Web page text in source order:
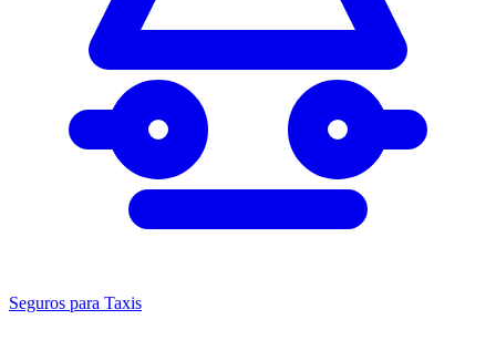
Seguros para Taxis